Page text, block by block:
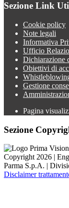
Sezione Link
Cookie policy
Note legali
Informativa
Ufficio
Dichiarazione
Obiettivi di
Gestione
Pagina
Sezione
Copyright 2026 |
Parma S.p.A. |
Disclaimer